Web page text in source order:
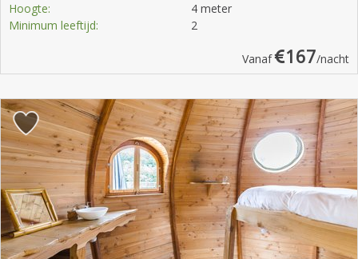
Hoogte:
4 meter
Minimum leeftijd:
2
Vanaf 167/nacht